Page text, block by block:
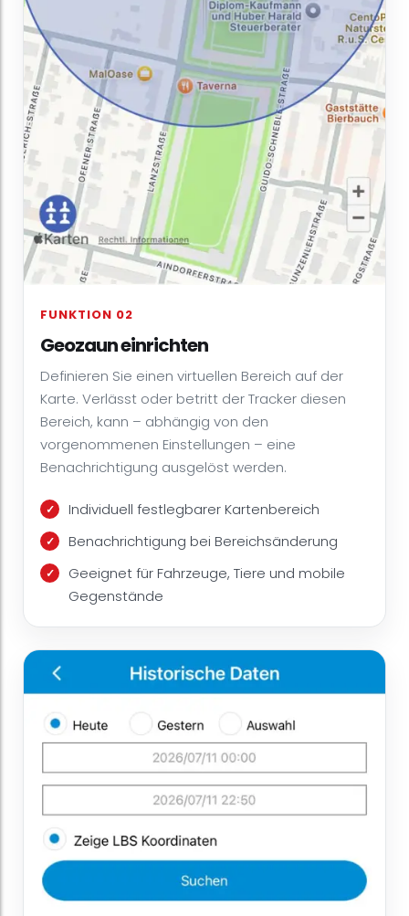
FUNKTION 02
Geozaun einrichten
Definieren Sie einen virtuellen Bereich auf der
Karte. Verlässt oder betritt der Tracker diesen
Bereich, kann – abhängig von den
vorgenommenen Einstellungen – eine
Benachrichtigung ausgelöst werden.
Individuell festlegbarer Kartenbereich
Benachrichtigung bei Bereichsänderung
Geeignet für Fahrzeuge, Tiere und mobile
Gegenstände